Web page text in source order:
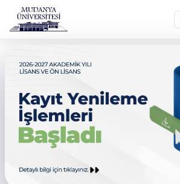
TÜBİTAK 4009
Büyük Başarı